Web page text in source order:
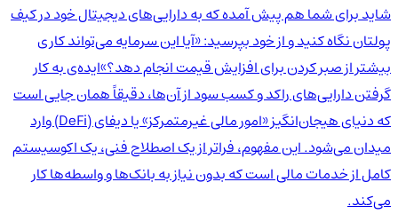
شاید برای شما هم پیش آمده که به دارایی‌های دیجیتال خود در کیف
پولتان نگاه کنید و از خود بپرسید: «آیا این سرمایه می‌تواند کاری
بیشتر از صبر کردن برای افزایش قیمت انجام دهد؟»ایده‌ی به کار
گرفتن دارایی‌های راکد و کسب سود از آن‌ها، دقیقاً همان جایی است
که دنیای هیجان‌انگیز «امور مالی غیرمتمرکز» یا دیفای (DeFi) وارد
میدان می‌شود. این مفهوم، فراتر از یک اصطلاح فنی، یک اکوسیستم
کامل از خدمات مالی است که بدون نیاز به بانک‌ها و واسطه‌ها کار
می‌کند.